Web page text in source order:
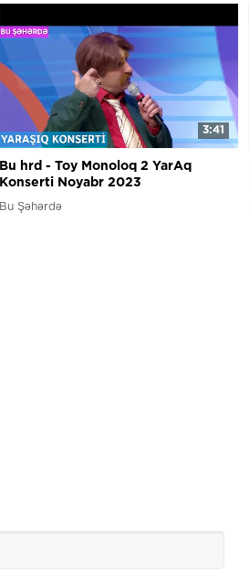
3:41
Bu hrd - Toy Monoloq 2 YarAq
Konserti Noyabr 2023
Bu Şəhərdə